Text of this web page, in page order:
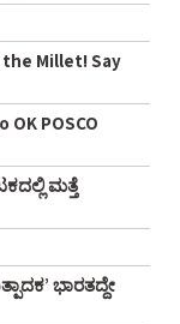
the Millet! Say
POSCO
ಮತ್ತೆ
ಭಾರತದ್ದೇ